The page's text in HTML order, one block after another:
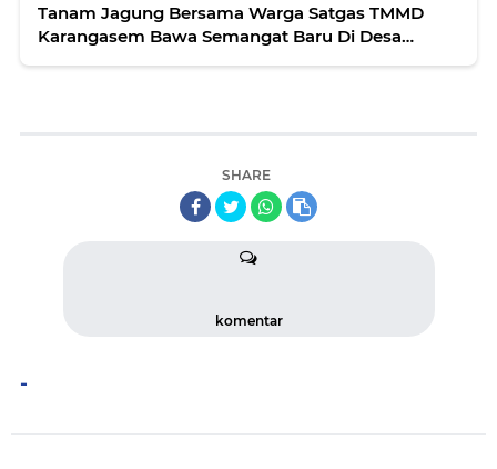
Tanam Jagung Bersama Warga Satgas TMMD
Karangasem Bawa Semangat Baru Di Desa
SHARE
komentar
-